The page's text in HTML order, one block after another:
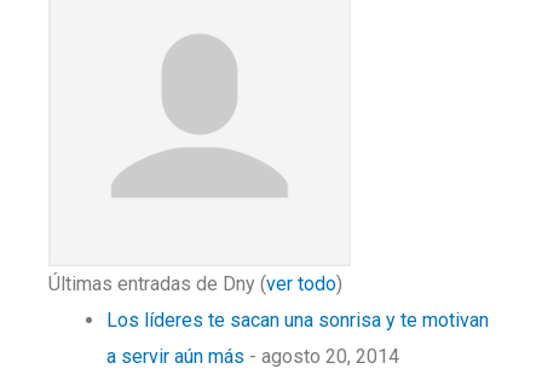
Últimas entradas de Dny (ver todo)
Los líderes te sacan una sonrisa y te motivan
a servir aún más - agosto 20, 2014